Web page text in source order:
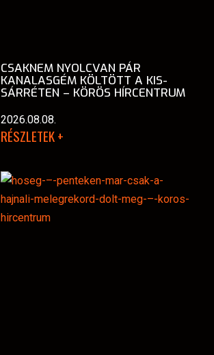
CSAKNEM NYOLCVAN PÁR
KANALASGÉM KÖLTÖTT A KIS-
SÁRRÉTEN – KÖRÖS HÍRCENTRUM
2026.08.08.
RÉSZLETEK +